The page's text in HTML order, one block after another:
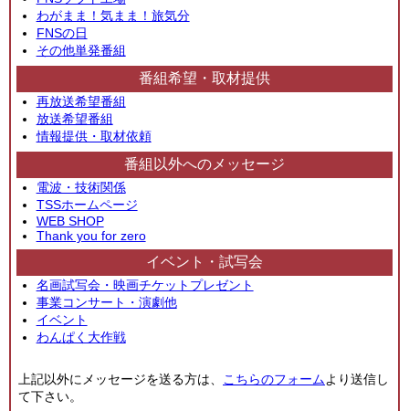
わがまま！気まま！旅気分
FNSの日
その他単発番組
番組希望・取材提供
再放送希望番組
放送希望番組
情報提供・取材依頼
番組以外へのメッセージ
電波・技術関係
TSSホームページ
WEB SHOP
Thank you for zero
イベント・試写会
名画試写会・映画チケットプレゼント
事業コンサート・演劇他
イベント
わんぱく大作戦
上記以外にメッセージを送る方は、 こちらのフォームより送信し
て下さい。